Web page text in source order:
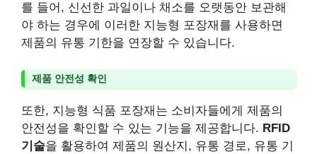
를 들어, 신선한 과일이나 채소를 오랫동안 보관해
야 하는 경우에 이러한 지능형 포장재를 사용하면
제품의 유통 기한을 연장할 수 있습니다.
제품 안전성 확인
또한, 지능형 식품 포장재는 소비자들에게 제품의
안전성을 확인할 수 있는 기능을 제공합니다. RFID
기술을 활용하여 제품의 원산지, 유통 경로, 유통 기